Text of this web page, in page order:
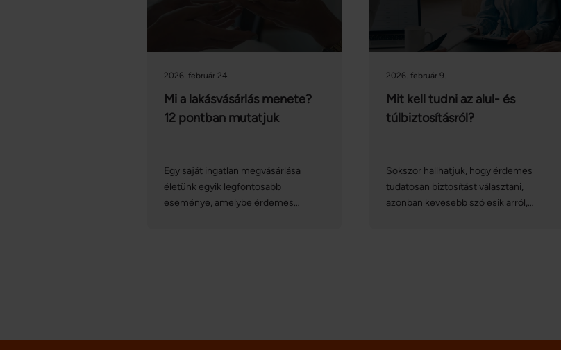
2026. február 24.
Mi a lakásvásárlás menete?
12 pontban mutatjuk
Egy saját ingatlan megvásárlása
életünk egyik legfontosabb
eseménye, amelybe érdemes
2026. február 9.
Mit kell tudni az alul- és
túlbiztosításról?
Sokszor hallhatjuk, hogy érdemes
tudatosan biztosítást választani,
azonban kevesebb szó esik arról,